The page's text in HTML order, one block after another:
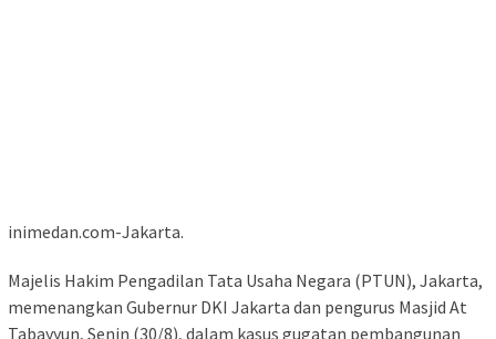
inimedan.com-Jakarta.
Majelis Hakim Pengadilan Tata Usaha Negara (PTUN), Jakarta,
memenangkan Gubernur DKI Jakarta dan pengurus Masjid At
Tabayyun, Senin (30/8), dalam kasus gugatan pembangunan